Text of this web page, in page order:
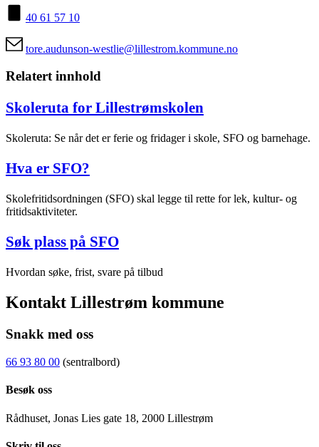
40 61 57 10
tore.audunson-westlie@lillestrom.kommune.no
Relatert innhold
Skoleruta for Lillestrømskolen
Skoleruta: Se når det er ferie og fridager i skole, SFO og barnehage.
Hva er SFO?
Skolefritidsordningen (SFO) skal legge til rette for lek, kultur- og
fritidsaktiviteter.
Søk plass på SFO
Hvordan søke, frist, svare på tilbud
Kontakt Lillestrøm kommune
Snakk med oss
66 93 80 00 (sentralbord)
Besøk oss
Rådhuset, Jonas Lies gate 18, 2000 Lillestrøm